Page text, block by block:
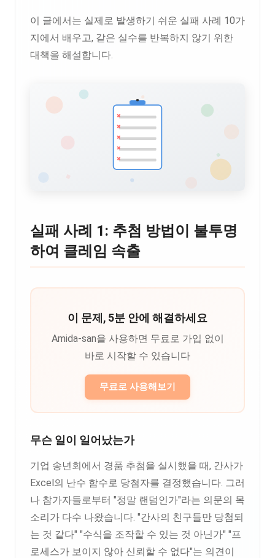
이 글에서는 실제로 발생하기 쉬운 실패 사례 10가
지에서 배우고, 같은 실수를 반복하지 않기 위한
대책을 해설합니다.
실패 사례 1: 추첨 방법이 불투명
하여 클레임 속출
이 문제, 5분 안에 해결하세요
Amida-san을 사용하면 무료로 가입 없이
바로 시작할 수 있습니다
무료로 사용해보기
무슨 일이 일어났는가
기업 송년회에서 경품 추첨을 실시했을 때, 간사가
Excel의 난수 함수로 당첨자를 결정했습니다. 그러
나 참가자들로부터 "정말 랜덤인가"라는 의문의 목
소리가 다수 나왔습니다. "간사의 친구들만 당첨되
는 것 같다" "수식을 조작할 수 있는 것 아닌가" "프
로세스가 보이지 않아 신뢰할 수 없다"는 의견이